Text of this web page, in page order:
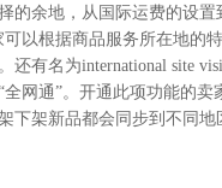
的余地，从国际运费的设置
可以根据商品服务所在地的
还有名为international site
网通”。开通此项功能的卖
下架新品都会同步到不同地